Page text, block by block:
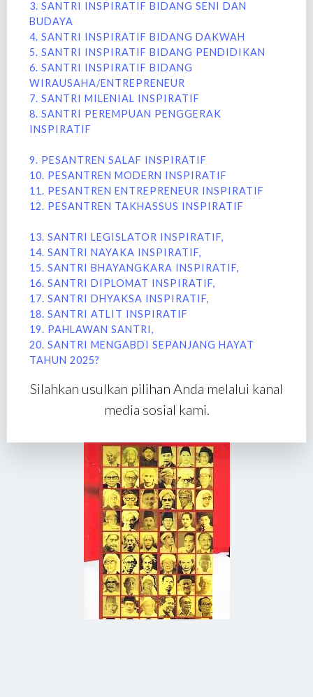
3. SANTRI INSPIRATIF BIDANG SENI DAN
BUDAYA
4. SANTRI INSPIRATIF BIDANG DAKWAH
5. SANTRI INSPIRATIF BIDANG PENDIDIKAN
6. SANTRI INSPIRATIF BIDANG
WIRAUSAHA/ENTREPRENEUR
7. SANTRI MILENIAL INSPIRATIF
8. SANTRI PEREMPUAN PENGGERAK
INSPIRATIF
9. PESANTREN SALAF INSPIRATIF
10. PESANTREN MODERN INSPIRATIF
11. PESANTREN ENTREPRENEUR INSPIRATIF
12. PESANTREN TAKHASSUS INSPIRATIF
13. SANTRI LEGISLATOR INSPIRATIF,
14. SANTRI NAYAKA INSPIRATIF,
15. SANTRI BHAYANGKARA INSPIRATIF,
16. SANTRI DIPLOMAT INSPIRATIF,
17. SANTRI DHYAKSA INSPIRATIF,
18. SANTRI ATLIT INSPIRATIF
19. PAHLAWAN SANTRI,
20. SANTRI MENGABDI SEPANJANG HAYAT
TAHUN 2025?
Silahkan usulkan pilihan Anda melalui kanal
media sosial kami.